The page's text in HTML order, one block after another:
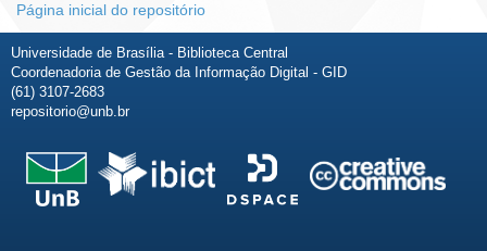
Página inicial do repositório
Universidade de Brasília - Biblioteca Central
Coordenadoria de Gestão da Informação Digital - GID
(61) 3107-2683
repositorio@unb.br